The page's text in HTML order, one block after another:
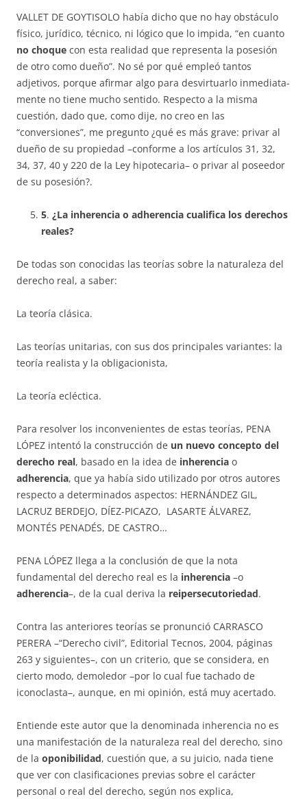
VALLET DE GOYTISOLO había dicho que no hay obstáculo
físico, ju­rí­dico, técnico, ni lógico que lo impida, “en cuanto
no choque con esta re­a­li­dad que representa la posesión
de otro como dueño”. No sé por qué em­pleó tantos
adjetivos, porque afirmar algo para desvirtuarlo inmedia­ta­
men­te no tiene mucho sentido. Respecto a la misma
cuestión, dado que, como di­je, no creo en las
“conversiones”, me pregunto ¿qué es más grave: pri­var al
dueño de su propiedad –conforme a los artículos 31, 32,
34, 37, 40 y 220 de la Ley hipotecaria– o privar al poseedor
de su posesión?.
5. ¿La inherencia o adherencia cualifica los derechos
reales?
De todas son conocidas las teorías sobre la naturaleza del
derecho real, a saber:
La teoría clásica.
Las teorías unitarias, con sus dos principales variantes: la
teoría realista y la obligacionista,
La teoría ecléctica.
Para resolver los inconvenientes de estas teorías, PENA
LÓPEZ intentó la construcción de un nuevo concepto del
derecho real, basado en la idea de inherencia o
adherencia, que ya había sido utilizado por otros auto­res
respecto a determinados aspectos: HERNÁNDEZ GIL,
LACRUZ BERDEJO, DÍEZ-PICAZO, LASARTE ÁLVAREZ,
MONTÉS PENADÉS, DE CASTRO…
PENA LÓPEZ llega a la con­clu­sión de que la nota
fundamental del dere­cho real es la inherencia –o
adherencia–, de la cual deriva la reiperse­cu­toriedad.
Contra las anteriores teorías se pronunció CARRASCO
PERERA –“De­recho civil”, Editorial Tecnos, 2004, páginas
263 y siguientes–, con un cri­terio, que se considera, en
cierto modo, demoledor –por lo cual fue ta­cha­do de
iconoclasta–, aunque, en mi opinión, está muy acertado.
Entiende este autor que la denominada inherencia no es
una manifes­ta­ción de la naturaleza real del derecho, sino
de la oponibilidad, cuestión que, a su juicio, nada tiene
que ver con clasificaciones previas sobre el ca­rácter
personal o real del derecho, según nos explica,